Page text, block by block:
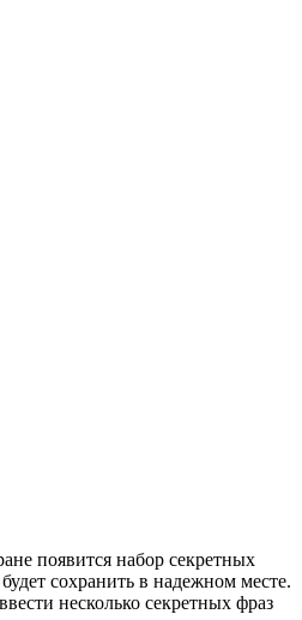
появится набор секретных
сохранить в надежном месте.
несколько секретных фраз